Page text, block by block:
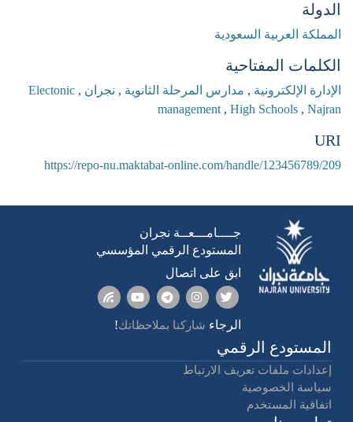
الدولة
المملكة العربية السعودية
الكلمات المفتاحية
الإدارة الإلكترونية , مدارس المرحلة الثانوية , نجران ,
Electonic
management , High Schools , Najran
URI
https://repo-nu.maktabat-online.com/handle/123456789/209
جــــامـــعــة نجران
المستودع الرقمي المؤسسي
ابق على اتصال
الرجاء شاركنا بملاحظاتك!
المستودع الرقمي
إعدادات ملفات تعريف الارتباط
سياسة الخصوصية
اتفاقية المستخدم